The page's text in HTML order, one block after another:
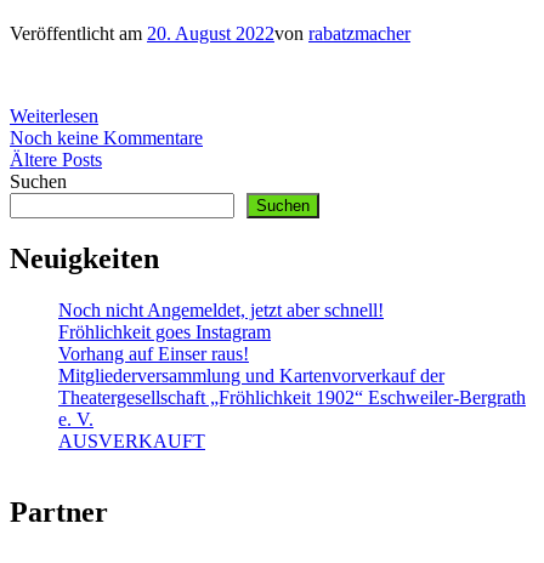
Veröffentlicht am 20. August 2022von rabatzmacher
Weiterlesen
Noch keine Kommentare
Beitragsnavigation
Ältere Posts
Suchen
Suchen
Neuigkeiten
Noch nicht Angemeldet, jetzt aber schnell!
Fröhlichkeit goes Instagram
Vorhang auf Einser raus!
Mitgliederversammlung und Kartenvorverkauf der
Theatergesellschaft „Fröhlichkeit 1902“ Eschweiler-Bergrath
e. V.
AUSVERKAUFT
Partner